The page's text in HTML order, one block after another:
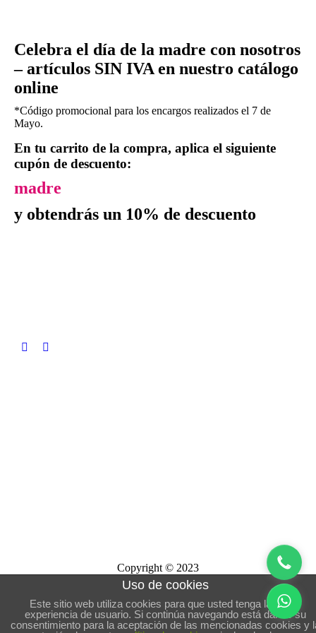
Celebra el día de la madre con nosotros
– artículos SIN IVA en nuestro catálogo
online
*Código promocional para los encargos realizados el 7 de
Mayo.
En tu carrito de la compra, aplica el siguiente
cupón de descuento:
madre
y obtendrás un 10% de descuento
Copyright © 2023
Uso de cookies
Este sitio web utiliza cookies para que usted tenga la mejor
experiencia de usuario. Si continúa navegando está dando su
consentimiento para la aceptación de las mencionadas cookies y